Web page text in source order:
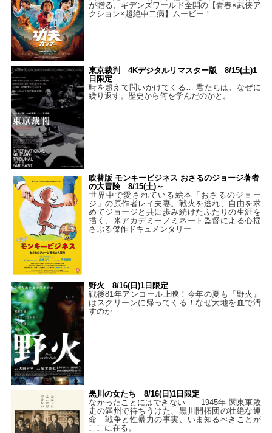
が贈る、ギデンズワールド全開の【青春×武侠ア
クション×超絶中二病】ムービー！
東京裁判 4Kデジタルリマスター版 8/15(土)1
日限定
時を超えて問いかけてくる… 君たちは、なぜに
繰り返す。歴史から何を学んだのかと。
吹替版 モンキービジネス おさるのジョージ著者
の大冒険 8/15(土)～
世界中で愛されている絵本「おさるのジョー
ジ」の原作者レイ夫妻。戦火を逃れ、自由を求
めてジョージと共に歩み続けたふたりの生涯を
描く、米アカデミーノミネート監督による心揺
さぶる傑作ドキュメンタリー
野火 8/16(日)1日限定
戦後81年アンコール上映！今年の夏も『野火』
はスクリーンに帰ってくる！なぜ大地を血で汚
すのか
黒川の女たち 8/16(日)1日限定
なかったことにはできない——1945年 関東軍敗
走の満州で待ちうけた、黒川開拓団の壮絶な運
命―戦争と性暴力の事実、いま知るべきことが
ここに在る。